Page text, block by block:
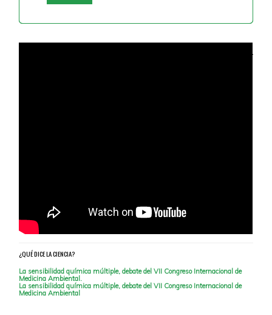
¿QUÉ DICE LA CIENCIA?
La sensibilidad química múltiple, debate del VII Congreso Internacional de
Medicina Ambiental.
La sensibilidad química múltiple, debate del VII Congreso Internacional de
Medicina Ambiental